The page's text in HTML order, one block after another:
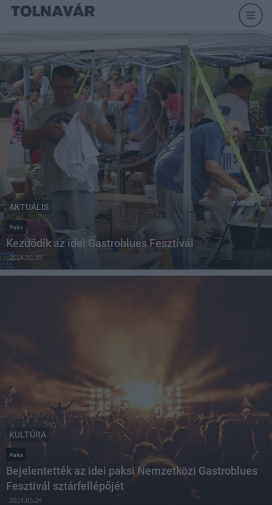
AKTUÁLIS
Paks
Kezdődik az idei Gastroblues Fesztivál
2024.06.30
KULTÚRA
Paks
Bejelentették az idei paksi Nemzetközi Gastroblues
Fesztivál sztárfellépőjét
2024.05.24